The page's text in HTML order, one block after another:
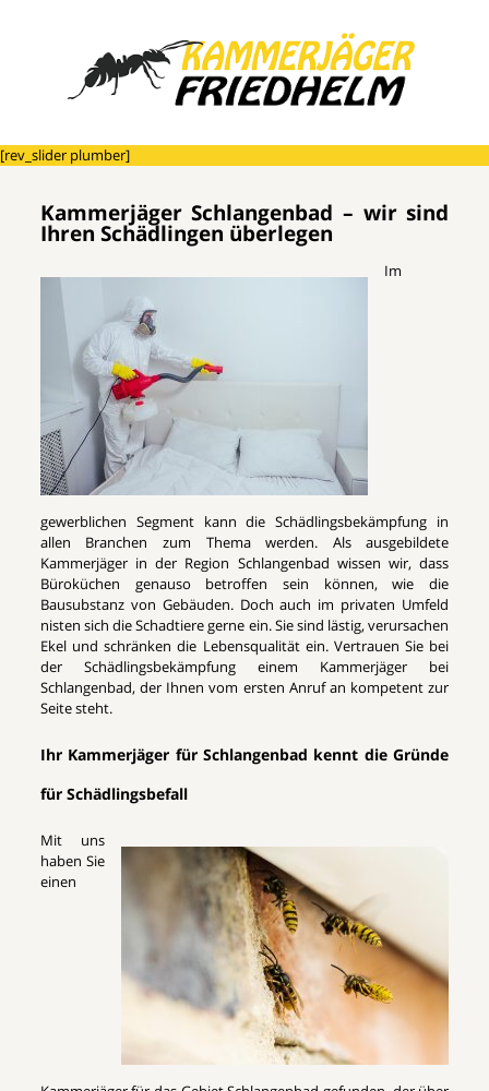
[rev_slider plumber]
Kammerjäger Schlangenbad – wir sind
Ihren Schädlingen überlegen
Im
gewerblichen Segment kann die Schädlingsbekämpfung in
allen Branchen zum Thema werden. Als ausgebildete
Kammerjäger in der Region Schlangenbad wissen wir, dass
Büroküchen genauso betroffen sein können, wie die
Bausubstanz von Gebäuden. Doch auch im privaten Umfeld
nisten sich die Schadtiere gerne ein. Sie sind lästig, verursachen
Ekel und schränken die Lebensqualität ein. Vertrauen Sie bei
der Schädlingsbekämpfung einem Kammerjäger bei
Schlangenbad, der Ihnen vom ersten Anruf an kompetent zur
Seite steht.
Ihr Kammerjäger für Schlangenbad kennt die Gründe
für Schädlingsbefall
Mit uns
haben Sie
einen